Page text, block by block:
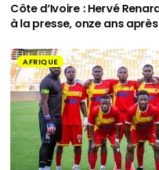
Côte d’Ivoire : Hervé
à la presse, onze ans
AFRIQUE